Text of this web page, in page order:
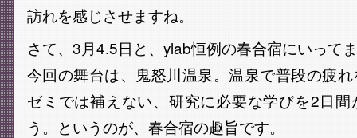
訪れを感じさせますね。
さて、3月4.5日と、ylab恒例の春合宿にいって
今回の舞台は、鬼怒川温泉。温泉で普段の疲
ゼミでは補えない、研究に必要な学びを2日
う。というのが、春合宿の趣旨です。